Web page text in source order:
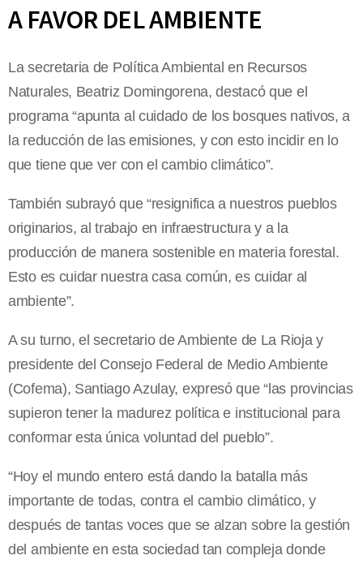
A FAVOR DEL AMBIENTE
La secretaria de Política Ambiental en Recursos
Naturales, Beatriz Domingorena, destacó que el
programa “apunta al cuidado de los bosques nativos, a
la reducción de las emisiones, y con esto incidir en lo
que tiene que ver con el cambio climático”.
También subrayó que “resignifica a nuestros pueblos
originarios, al trabajo en infraestructura y a la
producción de manera sostenible en materia forestal.
Esto es cuidar nuestra casa común, es cuidar al
ambiente”.
A su turno, el secretario de Ambiente de La Rioja y
presidente del Consejo Federal de Medio Ambiente
(Cofema), Santiago Azulay, expresó que “las provincias
supieron tener la madurez política e institucional para
conformar esta única voluntad del pueblo”.
“Hoy el mundo entero está dando la batalla más
importante de todas, contra el cambio climático, y
después de tantas voces que se alzan sobre la gestión
del ambiente en esta sociedad tan compleja donde